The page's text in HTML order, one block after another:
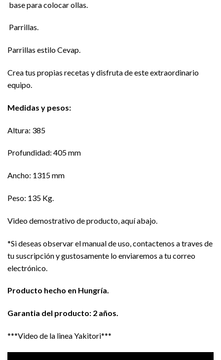
base para colocar ollas.
Parrillas.
Parrillas estilo Cevap.
Crea tus propias recetas y disfruta de este extraordinario
equipo.
Medidas y pesos:
Altura: 385
Profundidad: 405 mm
Ancho: 1315 mm
Peso: 135 Kg.
Video demostrativo de producto, aquí abajo.
*Si deseas observar el manual de uso, contactenos a traves de
tu suscripción y gustosamente lo enviaremos a tu correo
electrónico.
Producto hecho en Hungría.
Garantia del producto: 2 años.
***Video de la linea Yakitori***